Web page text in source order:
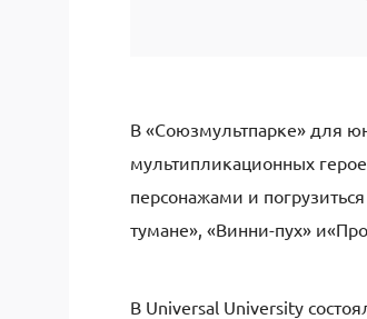
В «Союзмультпарке» для
мультипликационных
персонажами и
тумане», «Винни-пух» и
В Universal University